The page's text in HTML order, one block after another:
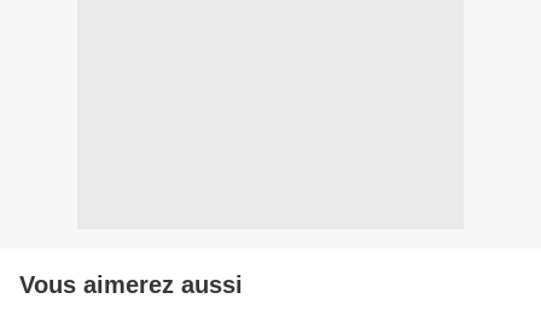
Vous aimerez aussi